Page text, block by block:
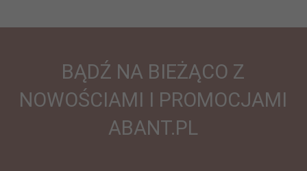
BĄDŹ NA BIEŻĄCO Z
NOWOŚCIAMI I PROMOCJAMI
ABANT.PL